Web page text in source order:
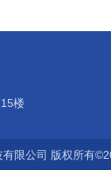
楼
有限公司 版权所有